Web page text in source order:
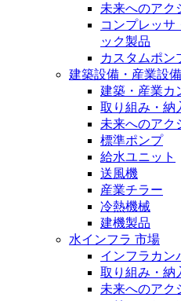
未来へのアク
コンプレッサ
ック製品
カスタムポン
建築設備・産業設
建築・産業カ
取り組み・納
未来へのアク
標準ポンプ
給水ユニット
送風機
産業チラー
冷熱機械
建機製品
水インフラ 市場
インフラカン
取り組み・納
未来へのアク